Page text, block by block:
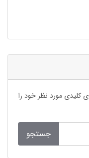
کلیدی مورد نظر خود را
جستجو